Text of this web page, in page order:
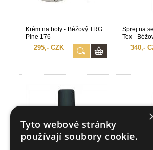
Krém na boty - Béžový TRG
Pine 176
295,- CZK
Sprej na
Tex -
TRG340,-
Tyto webové stránky
používají soubory cookie.